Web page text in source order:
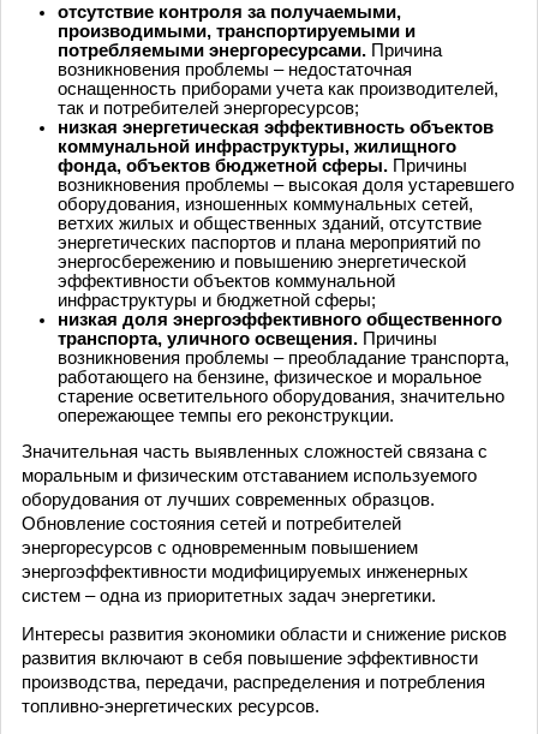
отсутствие контроля за получаемыми,
производимыми, транспортируемыми и
потребляемыми энергоресурсами. Причина
возникновения проблемы – недостаточная
оснащенность приборами учета как производителей,
так и потребителей энергоресурсов;
низкая энергетическая эффективность объектов
коммунальной инфраструктуры, жилищного
фонда, объектов бюджетной сферы. Причины
возникновения проблемы – высокая доля устаревшего
оборудования, изношенных коммунальных сетей,
ветхих жилых и общественных зданий, отсутствие
энергетических паспортов и плана мероприятий по
энергосбережению и повышению энергетической
эффективности объектов коммунальной
инфраструктуры и бюджетной сферы;
низкая доля энергоэффективного общественного
транспорта, уличного освещения. Причины
возникновения проблемы – преобладание транспорта,
работающего на бензине, физическое и моральное
старение осветительного оборудования, значительно
опережающее темпы его реконструкции.
Значительная часть выявленных сложностей связана с
моральным и физическим отставанием используемого
оборудования от лучших современных образцов.
Обновление состояния сетей и потребителей
энергоресурсов с одновременным повышением
энергоэффективности модифицируемых инженерных
систем – одна из приоритетных задач энергетики.
Интересы развития экономики области и снижение рисков
развития включают в себя повышение эффективности
производства, передачи, распределения и потребления
топливно-энергетических ресурсов.